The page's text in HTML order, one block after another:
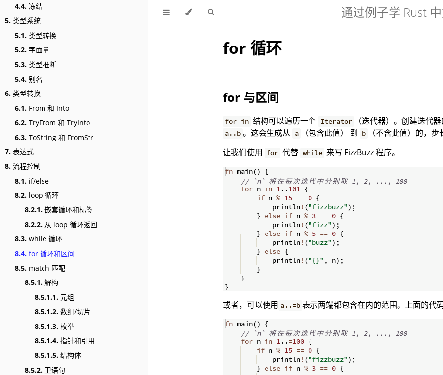
4.4. 冻结
5. 类型系统
5.1. 类型转换
5.2. 字面量
5.3. 类型推断
5.4. 别名
6. 类型转换
6.1. From 和 Into
6.2. TryFrom 和 TryInto
6.3. ToString 和 FromStr
7. 表达式
8. 流程控制
8.1. if/else
8.2. loop 循环
8.2.1. 嵌套循环和标签
8.2.2. 从 loop 循环返回
8.3. while 循环
8.4. for 循环和区间
8.5. match 匹配
8.5.1. 解构
8.5.1.1. 元组
8.5.1.2. 数组/切片
8.5.1.3. 枚举
8.5.1.4. 指针和引用
8.5.1.5. 结构体
8.5.2. 卫语句
通过例子学 Rust
for 循环
for 与区间
for in 结构可以遍历一个 Iterator （迭代器）。创建迭代
a..b 。这会生成从 a （包含此值） 到 b
（不含此值）的，步
让我们使用 for 代替 while 来写 FizzBuzz 程序。
fn main()
{
// `n`
将在每次迭 代 中 分别取 1, 2, ..., 100
for n in 1..101 {
if n % 15 == 0 {
    println
! ("fizzbuzz") ;
} else if n % 3 == 0 {
    println
! ("fizz") ;
} else if n % 5 == 0 {
    println
! ("buzz") ;
} else {
    println
! ("{}" , n) ;
}
}
}
或者，可以使用 a..=b 表示两端都包含在内的范围。上面的代
fn main()
{
// `n`
将在每次迭 代 中 分别取 1, 2, ..., 100
for n in 1..=100 {
if n % 15 == 0 {
    println
! ("fizzbuzz") ;
} else if n % 3 == 0 {